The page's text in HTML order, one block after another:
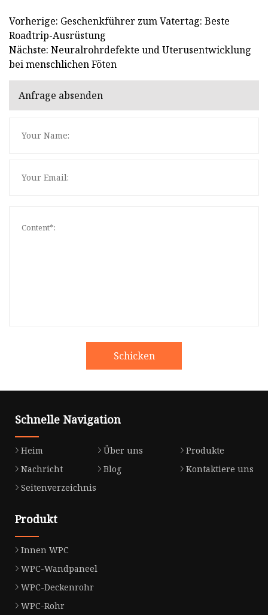
Vorherige: Geschenkführer zum Vatertag: Beste
Roadtrip-Ausrüstung
Nächste: Neuralrohrdefekte und Uterusentwicklung
bei menschlichen Föten
Anfrage absenden
Schicken
Schnelle Navigation
Heim Über uns
Produkte
Nachricht
Blog
Kontaktiere uns
Seitenverzeichnis
Produkt
Innen WPC
WPC-Wandpaneel
WPC-Deckenrohr
WPC-Rohr